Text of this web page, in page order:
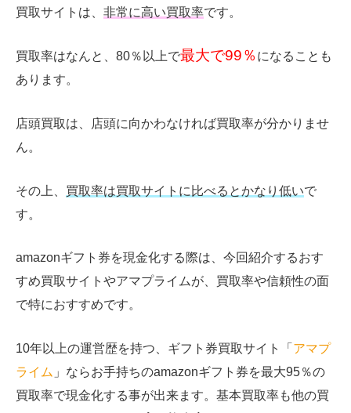
買取サイトは、 非常に高い買取率です。
買取率はなんと、80％以上で最大で99％ になることも
あります。
店頭買取は、店頭に向かわなければ買取率が分かりませ
ん。
その上、 買取率は買取サイトに比べるとかなり低いで
す。
amazonギフト券を現金化する際は、今回紹介するおす
すめ買取サイトやアマプライムが、買取率や信頼性の面
で特におすすめです。
10年以上の運営歴を持つ、ギフト券買取サイト「 アマプ
ライム 」ならお手持ちのamazonギフト券を最大95％の
買取率で現金化する事が出来ます。基本買取率も他の買